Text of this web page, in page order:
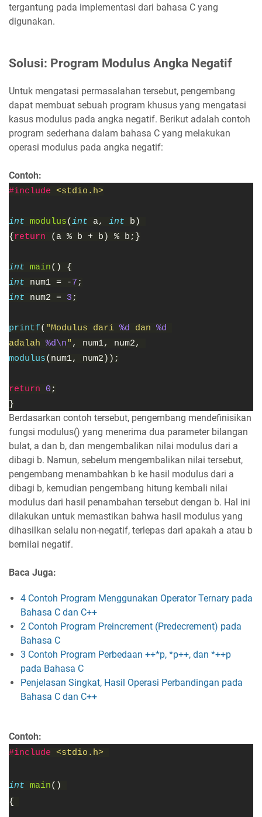
tergantung pada implementasi dari bahasa C yang
digunakan.
Solusi: Program Modulus Angka Negatif
Untuk mengatasi permasalahan tersebut, pengembang
dapat membuat sebuah program khusus yang mengatasi
kasus modulus pada angka negatif. Berikut adalah contoh
program sederhana dalam bahasa C yang melakukan
operasi modulus pada angka negatif:
Contoh:
#include <stdio.h>
int modulus(int a, int
b)
{ return (a % b + b) % b;}
int main() {
int num1 = -7 ;
int num2 = 3 ;
printf( "Modulus dari %d dan %d
adalah %d\n" , num1, num2,
modulus(num1, num2));
return 0 ;
}
Berdasarkan contoh tersebut, pengembang mendefinisikan
fungsi modulus() yang menerima dua parameter bilangan
bulat, a dan b, dan mengembalikan nilai modulus dari a
dibagi b. Namun, sebelum mengembalikan nilai tersebut,
pengembang menambahkan b ke hasil modulus dari a
dibagi b, kemudian pengembang hitung kembali nilai
modulus dari hasil penambahan tersebut dengan b. Hal ini
dilakukan untuk memastikan bahwa hasil modulus yang
dihasilkan selalu non-negatif, terlepas dari apakah a atau b
bernilai negatif.
Baca Juga:
4 Contoh Program Menggunakan Operator Ternary pada
Bahasa C dan C++
2 Contoh Program Preincrement (Predecrement) pada
Bahasa C
3 Contoh Program Perbedaan ++*p, *p++, dan *++p
pada Bahasa C
Penjelasan Singkat, Hasil Operasi Perbandingan pada
Bahasa C dan C++
Contoh:
#include <stdio.h>
int main()
{